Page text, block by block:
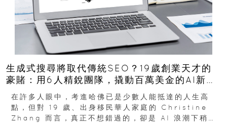
生成式搜尋將取代傳統SEO？19歲創業天才的
豪賭：用6人精銳團隊，撬動百萬美金的AI新商
機
在許多人眼中，考進哈佛已是少數人能抵達的人生高
點，但對 19 歲、出身移民華人家庭的 Christine
Zhang 而言，真正不想錯過的，卻是 AI 浪潮下稍縱